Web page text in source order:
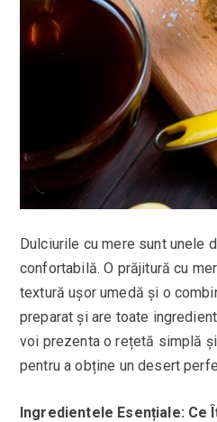
Dulciurile cu mere sunt unele
confortabilă. O prăjitură cu
textură ușor umedă și o
preparat și are toate
voi prezenta o rețetă simplă
pentru a obține un desert
Ingredientele Esențiale: